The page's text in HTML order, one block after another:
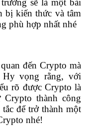
bị kiến thức và tâm
phù hợp nhất nhé
đến Crypto mà
Hy vọng rằng, với
rõ được Crypto là
thành công
để trở thành một
nhé!